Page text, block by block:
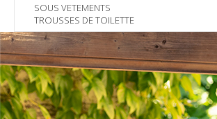
SOUS VETEMENTS
TROUSSES DE TOILETTE